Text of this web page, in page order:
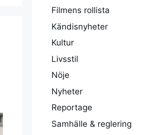
Filmens rollista
Kändisnyheter
Kultur
Livsstil
Nöje
Nyheter
Reportage
Samhälle & reglering